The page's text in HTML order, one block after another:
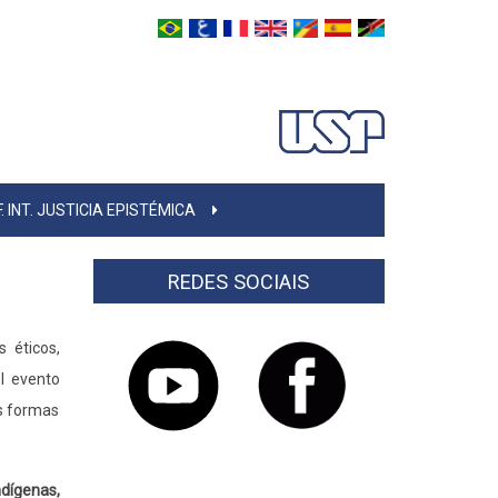
INT. JUSTICIA EPISTÉMICA
éticos,
evento
formas
REDES SOCIAIS